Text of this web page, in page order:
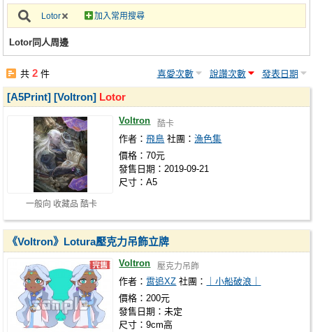
會員功能選單
註冊會員
Lotor 加入常用搜尋
Lotor同人周邊
共2 件 喜愛次數 說讚次數 發表日期
一般向 收藏品 酷卡
[A5Print] [Voltron] Lotor
Voltron 酷卡
作者：飛鳥 社團：漁色集
價格：70元
發售日期：2019-09-21
尺寸：A5
《Voltron》Lotura壓克力吊飾立牌
Voltron 壓克力吊飾
作者： 霄追XZ 社團：
｜小船破浪｜
價格：200元
發售日期：未定
尺寸：9cm高